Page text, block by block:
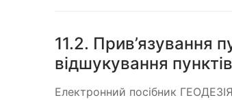
11.2. Прив’язування
відшукування пунктів
Електронний посібник